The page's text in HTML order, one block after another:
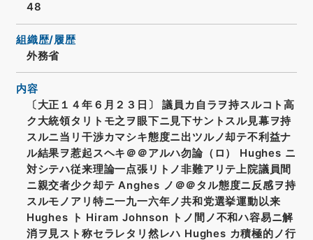
48
組織歴/履歴
外務省
内容
〔大正１４年６月２３日〕 議員カ自ラヲ持スルコト高
ク大統領タリトモ之ヲ眼下ニ見下サントスル見幕ヲ持
スルニ当リ干渉カマシキ態度ニ出ツルノ却テ不利益ナ
ル結果ヲ惹起スヘキ＠＠アルハ勿論（ロ） Hughes ニ
対シテハ従来理論一点張リトノ非難アリテ上院議員間
ニ親交者少ク却テ Anghes ノ＠＠タル態度ニ反感ヲ持
スルモノアリ特ニ一九一六年ノ共和党選挙運動以来
Hughes ト Hiram Johnson トノ間ノ不和ハ容易ニ解
消ヲ見スト称セラレタリ然レハ Hughes カ積極的ノ行